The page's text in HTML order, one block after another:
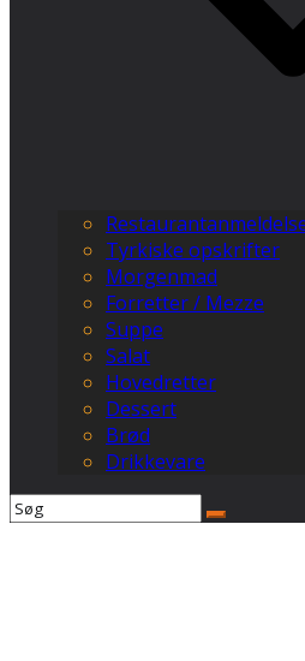
Tyrkiske opskrifter
Morgenmad
Forretter / Mezze
Suppe
Salat
Hovedretter
Dessert
Brød
Drikkevare